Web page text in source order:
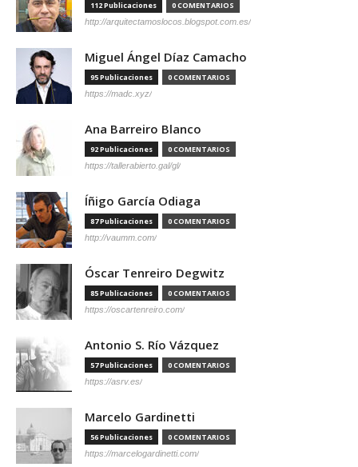
112 Publicaciones 0 COMENTARIOS
http://arquitectamoslocos.blogspot.com.es/
Miguel Ángel Díaz Camacho
95 Publicaciones 0 COMENTARIOS
https://madc.xyz/
Ana Barreiro Blanco
92 Publicaciones 0 COMENTARIOS
https://tallerabierto.gal/gl/
Íñigo García Odiaga
87 Publicaciones 0 COMENTARIOS
http://vaumm.com/
Óscar Tenreiro Degwitz
85 Publicaciones 0 COMENTARIOS
https://oscartenreiro.com/
Antonio S. Río Vázquez
57 Publicaciones 0 COMENTARIOS
https://asrv.es/
Marcelo Gardinetti
56 Publicaciones 0 COMENTARIOS
https://marcelogardinetti.com/